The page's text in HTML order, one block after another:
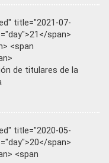
title="2021-07-
span>
<span
de titulares de la
title="2020-05-
span>
<span